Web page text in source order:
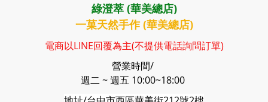
綠澄萃 (華美總店)
一菓天然手作 (華美總店)
電商以LINE回覆為主(不提供電話詢問訂單)
營業時間/
週二 ~ 週五 10:00~18:00